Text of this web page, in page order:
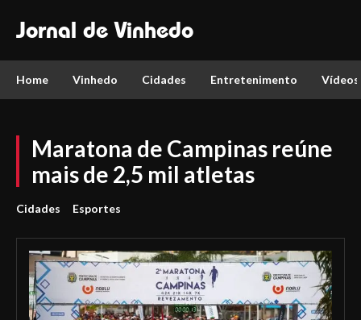
Jornal de Vinhedo
Home Vinhedo Cidades Entretenimento Vídeos
Maratona de Campinas reúne
mais de 2,5 mil atletas
Cidades Esportes